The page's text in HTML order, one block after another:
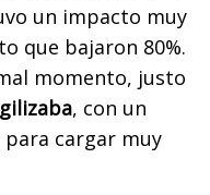
un impacto muy
que bajaron 80%.
momento, justo
, con un
cargar muy